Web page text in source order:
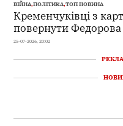
ВІЙНА,ПОЛІТИКА,ТОП НОВИНА
Кременчуківці з
повернути Федорова
25-07-2026, 20:02